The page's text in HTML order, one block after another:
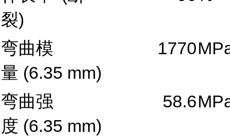
裂)
弯曲模
量 (6.35 mm)
1770
弯曲强
度 (6.35 mm)
58.6